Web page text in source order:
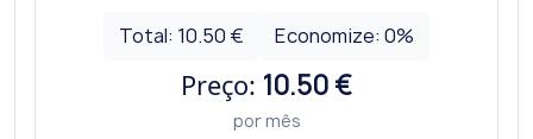
Total: 10.50 € Economize: 0%
Preço: 10.50 €
por mês